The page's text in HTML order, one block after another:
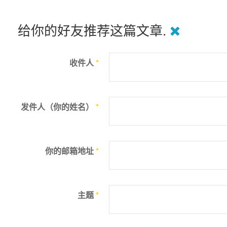
给你的好友推荐这篇文章.
收件人*
发件人（你的姓名） *
你的邮箱地址*
主题*